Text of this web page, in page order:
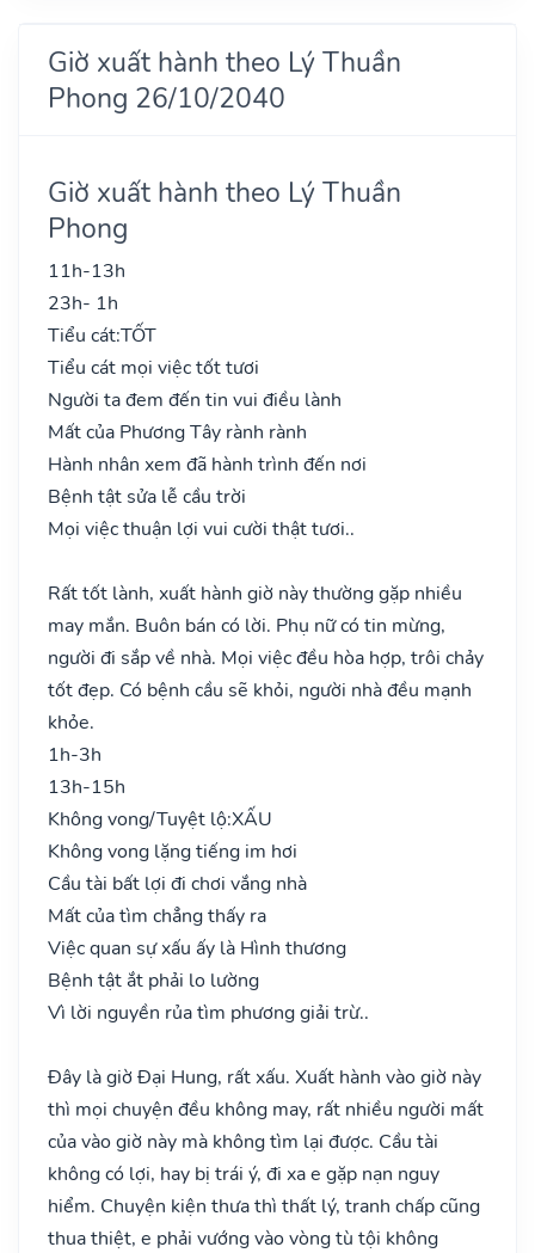
Giờ xuất hành theo Lý Thuần
Phong 26/10/2040
Giờ xuất hành theo Lý Thuần
Phong
11h-13h
23h- 1h
Tiểu cát:TỐT
Tiểu cát mọi việc tốt tươi
Người ta đem đến tin vui điều lành
Mất của Phương Tây rành rành
Hành nhân xem đã hành trình đến nơi
Bệnh tật sửa lễ cầu trời
Mọi việc thuận lợi vui cười thật tươi..
Rất tốt lành, xuất hành giờ này thường gặp nhiều
may mắn. Buôn bán có lời. Phụ nữ có tin mừng,
người đi sắp về nhà. Mọi việc đều hòa hợp, trôi chảy
tốt đẹp. Có bệnh cầu sẽ khỏi, người nhà đều mạnh
khỏe.
1h-3h
13h-15h
Không vong/Tuyệt lộ:XẤU
Không vong lặng tiếng im hơi
Cầu tài bất lợi đi chơi vắng nhà
Mất của tìm chẳng thấy ra
Việc quan sự xấu ấy là Hình thương
Bệnh tật ắt phải lo lường
Vì lời nguyền rủa tìm phương giải trừ..
Đây là giờ Đại Hung, rất xấu. Xuất hành vào giờ này
thì mọi chuyện đều không may, rất nhiều người mất
của vào giờ này mà không tìm lại được. Cầu tài
không có lợi, hay bị trái ý, đi xa e gặp nạn nguy
hiểm. Chuyện kiện thưa thì thất lý, tranh chấp cũng
thua thiệt, e phải vướng vào vòng tù tội không